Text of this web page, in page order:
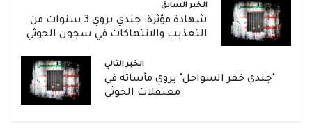
الخبر السابق
شهادة مؤثرة: جندي يروي 3 سنوات من
التعذيب والانتهاكات في سجون الحوثي
الخبر التالي
"جندي خفر السواحل" يروي مأساته في
معتقلات الحوثي